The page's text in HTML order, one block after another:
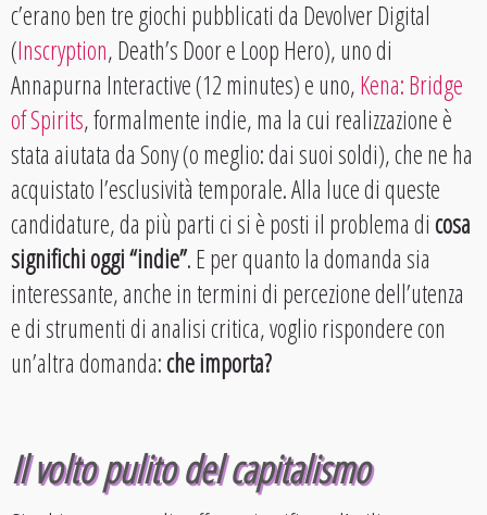
c’erano ben tre giochi pubblicati da Devolver Digital
(Inscryption, Death’s Door e Loop Hero), uno di
Annapurna Interactive (12 minutes) e uno,Kena: Bridge
of Spirits, formalmente indie, ma la cui realizzazione è
stata aiutata da Sony (o meglio: dai suoi soldi), che ne ha
acquistato l’esclusività temporale. Alla luce di queste
candidature, da più parti ci si è posti il problema dicosa
significhi oggi “indie”. E per quanto la domanda sia
interessante, anche in termini di percezione dell’utenza
e di strumenti di analisi critica, voglio rispondere con
un’altra domanda:che importa?
Il volto pulito del capitalismo